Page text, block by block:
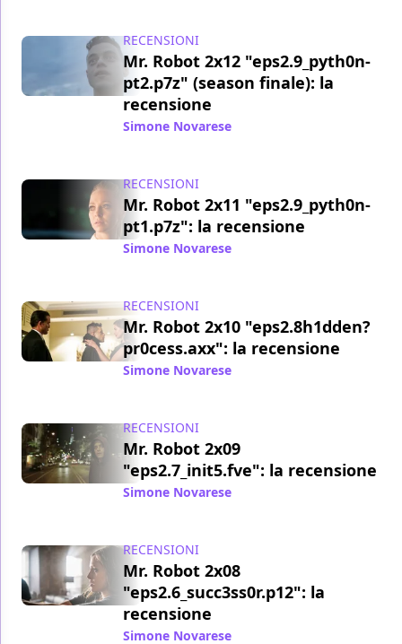
RECENSIONI
Mr. Robot 2x12 "eps2.9_pyth0n-
pt2.p7z" (season finale): la
recensione
Simone Novarese
RECENSIONI
Mr. Robot 2x11 "eps2.9_pyth0n-
pt1.p7z": la recensione
Simone Novarese
RECENSIONI
Mr. Robot 2x10 "eps2.8h1dden?
pr0cess.axx": la recensione
Simone Novarese
RECENSIONI
Mr. Robot 2x09
"eps2.7_init5.fve": la recensione
Simone Novarese
RECENSIONI
Mr. Robot 2x08
"eps2.6_succ3ss0r.p12": la
recensione
Simone Novarese